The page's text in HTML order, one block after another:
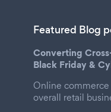
Featured Blog
Converting
Black Friday &
Online
overall retail